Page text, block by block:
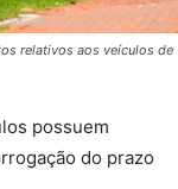
relativos aos veículos de
possuem
do prazo